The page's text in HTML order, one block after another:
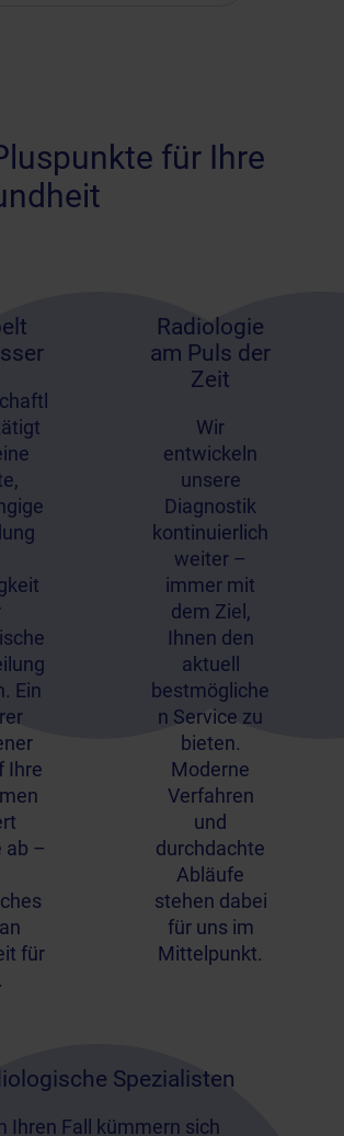
für Ihre
Ein
Ihre
ab –
für
Radiologie
am Puls der
Zeit
Wir
entwickeln
unsere
Diagnostik
kontinuierlich
weiter –
immer mit
dem Ziel,
Ihnen den
aktuell
bestmögliche
n Service zu
bieten.
Moderne
Verfahren
und
durchdachte
Abläufe
stehen dabei
für uns im
Mittelpunkt.
Spezialisten
Ihren Fall kümmern sich